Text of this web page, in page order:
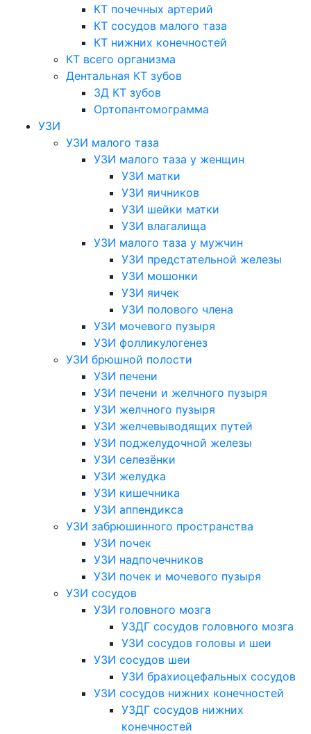
КТ почечных артерий
КТ сосудов малого таза
КТ нижних конечностей
КТ всего организма
Дентальная КТ зубов
3Д КТ зубов
Ортопантомограмма
УЗИ
УЗИ малого таза
УЗИ малого таза у женщин
УЗИ матки
УЗИ яичников
УЗИ шейки матки
УЗИ влагалища
УЗИ малого таза у мужчин
УЗИ предстательной железы
УЗИ мошонки
УЗИ яичек
УЗИ полового члена
УЗИ мочевого пузыря
УЗИ фолликулогенез
УЗИ брюшной полости
УЗИ печени
УЗИ печени и желчного пузыря
УЗИ желчного пузыря
УЗИ желчевыводящих путей
УЗИ поджелудочной железы
УЗИ селезёнки
УЗИ желудка
УЗИ кишечника
УЗИ аппендикса
УЗИ забрюшинного пространства
УЗИ почек
УЗИ надпочечников
УЗИ почек и мочевого пузыря
УЗИ сосудов
УЗИ головного мозга
УЗДГ сосудов головного мозга
УЗИ сосудов головы и шеи
УЗИ сосудов шеи
УЗИ брахиоцефальных сосудов
УЗИ сосудов нижних конечностей
УЗДГ сосудов нижних
конечностей